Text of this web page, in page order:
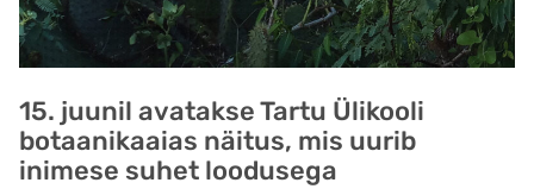
15. juunil avatakse Tartu Ülikooli
botaanikaaias näitus, mis uurib
inimese suhet loodusega